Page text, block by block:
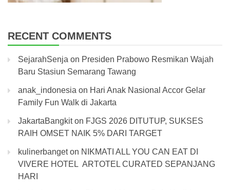
RECENT COMMENTS
SejarahSenja on Presiden Prabowo Resmikan Wajah
Baru Stasiun Semarang Tawang
anak_indonesia on Hari Anak Nasional Accor Gelar
Family Fun Walk di Jakarta
JakartaBangkiton FJGS 2026 DITUTUP, SUKSES
RAIH OMSET NAIK 5% DARI TARGET
kulinerbangeton NIKMATI ALL YOU CAN EAT DI
VIVERE HOTEL ARTOTEL CURATED SEPANJANG
HARI